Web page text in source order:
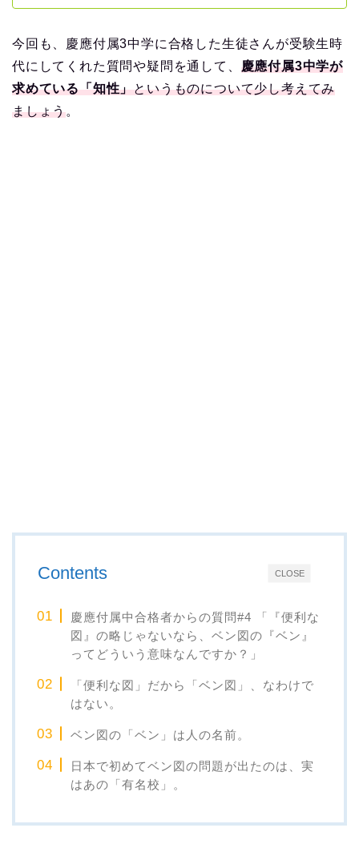
今回も、慶應付属3中学に合格した生徒さんが受験生時
代にしてくれた質問や疑問を通して、 慶應付属3中学が
求めている「知性」というものについて少し考えてみ
ましょう。
CLOSE
Contents
慶應付属中合格者からの質問#4 「『便利な
図』の略じゃないなら、ベン図の『ベン』
ってどういう意味なんですか？」
「便利な図」だから「ベン図」、なわけで
はない。
ベン図の「ベン」は人の名前。
日本で初めてベン図の問題が出たのは、実
はあの「有名校」。